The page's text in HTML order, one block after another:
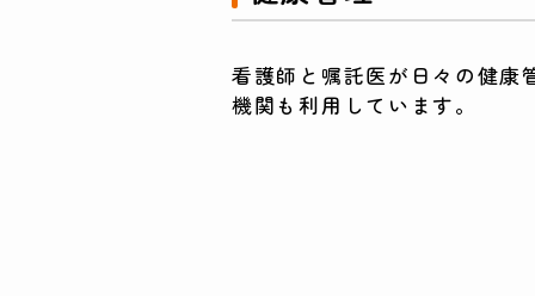
看護師と嘱託医が日々の健康
機関も利用しています。